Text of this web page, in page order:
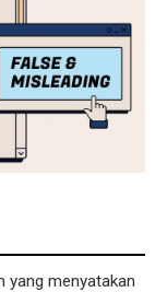
yang menyatakan